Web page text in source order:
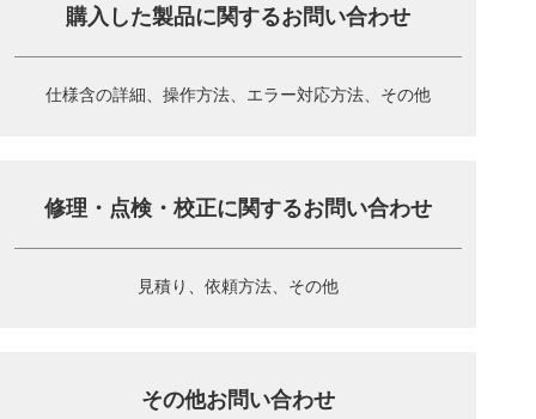
購入した製品に関するお問い合わせ
仕様含の詳細、操作方法、 エラー対応方法、その他
修理・点検・校正に関するお問い合わせ
見積り、依頼方法、その他
その他お問い合わせ